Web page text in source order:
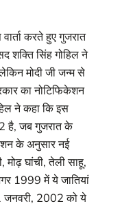
करते हुए गुजरात
शक्ति सिंह गोहिल ने
मोदी जी जन्म से
का नोटिफिकेशन
ने कहा कि इस
है, जब गुजरात के
के अनुसार नई
मोढ़ घांची, तेली साहू,
1999 में ये जातियां
जनवरी, 2002 को ये